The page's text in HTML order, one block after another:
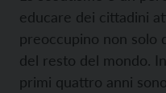
educare dei cittadini
preoccupino non solo
del resto del mondo.
primi quattro anni